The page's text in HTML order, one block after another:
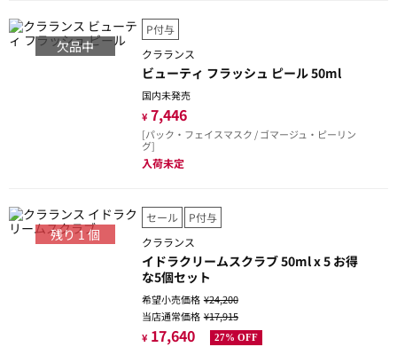
欠品中
P付与
クラランス
ビューティ フラッシュ ピール 50ml
国内未発売
¥ 7,446
[パック・フェイスマスク / ゴマージュ・ピーリン
グ]
入荷未定
残り1個
セール
P付与
クラランス
イドラクリームスクラブ 50ml x 5 お得
な5個セット
希望小売価格¥24,200
当店通常価格¥17,915
¥ 17,640 27% OFF